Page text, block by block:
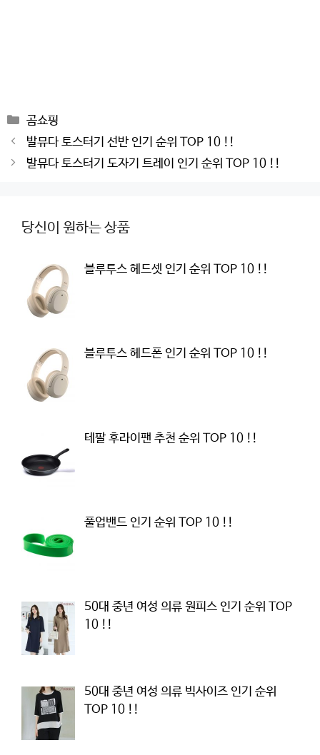
Categories
곰쇼핑
Post
navigation
발뮤다 토스터기 선반 인기 순위 TOP 10 !!
발뮤다 토스터기 도자기 트레이 인기 순위 TOP 10 !!
당신이 원하는 상품
블루투스 헤드셋 인기 순위 TOP 10 !!
블루투스 헤드폰 인기 순위 TOP 10 !!
테팔 후라이팬 추천 순위 TOP 10 !!
풀업밴드 인기 순위 TOP 10 !!
50대 중년 여성 의류 원피스 인기 순위 TOP
10 !!
50대 중년 여성 의류 빅사이즈 인기 순위
TOP 10 !!